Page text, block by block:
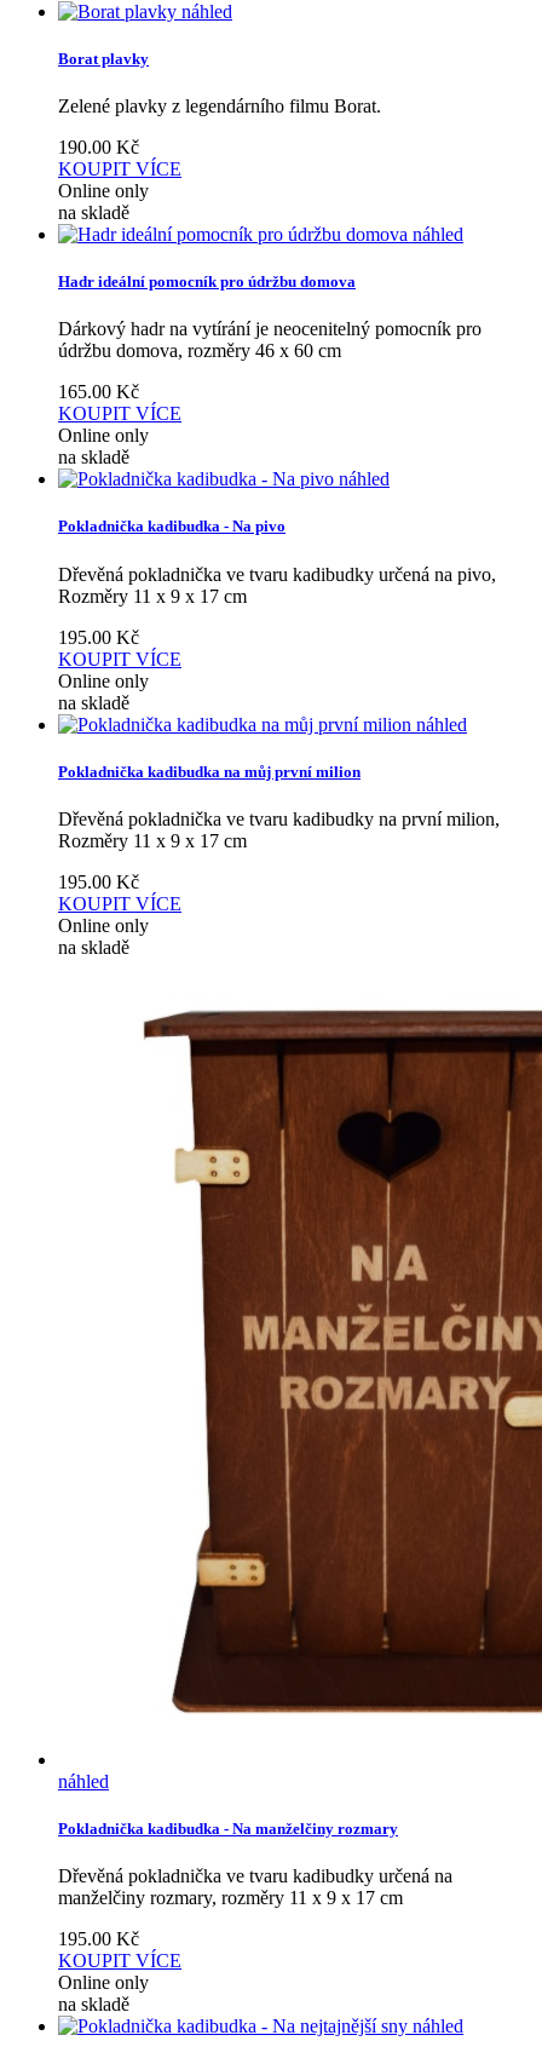
náhled
Borat plavky
Zelené plavky z legendárního filmu Borat.
190.00 Kč
KOUPIT VÍCE
Online only
na skladě
náhled
Hadr ideální pomocník pro údržbu domova
Dárkový hadr na vytírání je neocenitelný pomocník pro
údržbu domova, rozměry 46 x 60 cm
165.00 Kč
KOUPIT VÍCE
Online only
na skladě
náhled
Pokladnička kadibudka - Na pivo
Dřevěná pokladnička ve tvaru kadibudky určená na pivo,
Rozměry 11 x 9 x 17 cm
195.00 Kč
KOUPIT VÍCE
Online only
na skladě
náhled
Pokladnička kadibudka na můj první milion
Dřevěná pokladnička ve tvaru kadibudky na první milion,
Rozměry 11 x 9 x 17 cm
195.00 Kč
KOUPIT VÍCE
Online only
na skladě
náhled
Pokladnička kadibudka - Na manželčiny rozmary
Dřevěná pokladnička ve tvaru kadibudky určená na
manželčiny rozmary, rozměry 11 x 9 x 17 cm
195.00 Kč
KOUPIT VÍCE
Online only
na skladě
náhled